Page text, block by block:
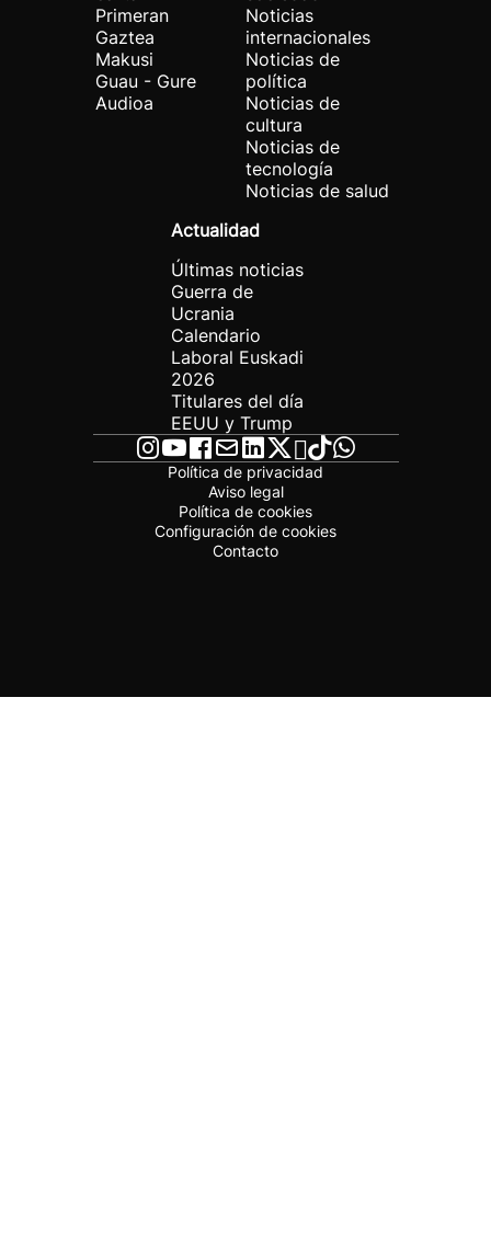
Primeran
Gaztea
Makusi
Guau - Gure
Audioa
Noticias
internacionales
Noticias de
política
Noticias de
cultura
Noticias de
tecnología
Noticias de salud
Actualidad
Últimas noticias
Guerra de
Ucrania
Calendario
Laboral Euskadi
2026
Titulares del día
EEUU y Trump
Política de privacidad
Aviso legal
Política de cookies
Configuración de cookies
Contacto